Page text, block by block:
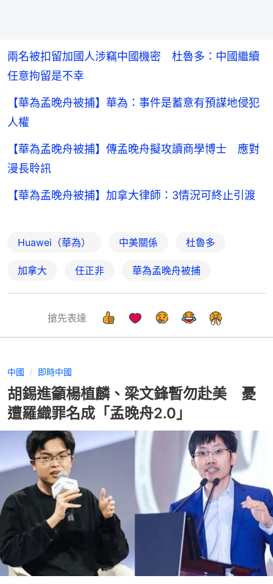
兩名被扣留加國人涉竊中國機密 杜魯多：中國繼續
任意拘留是不幸
【華為孟晚舟被捕】華為：事件是蓄意有預謀地侵犯
人權
【華為孟晚舟被捕】傳孟晚舟擬攻讀商學博士 應對
漫長聆訊
【華為孟晚舟被捕】加拿大律師：3情況可終止引渡
Huawei（華為） 中美關係 杜魯多
加拿大 任正非 華為孟晚舟被捕
搶先表達
中國 即時中國
胡錫進籲楊植麟、梁文鋒暫勿赴美 憂
遭羅織罪名成「孟晚舟2.0」